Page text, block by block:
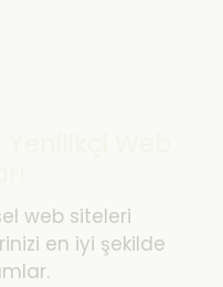
web siteleri
en iyi şekilde